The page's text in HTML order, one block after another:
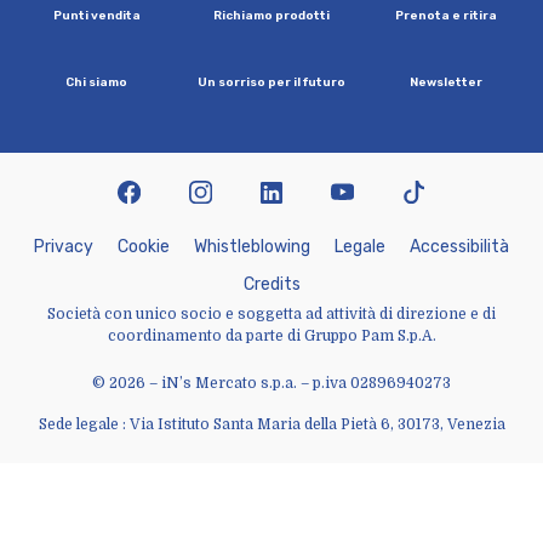
Puntivendita Richiamo prodotti Prenota e ritira
Chi siamo Un sorriso per ilfuturo Newsletter
© 2026 – iN’s Mercato s.p.a. – p.iva 02896940273
Sede legale : Via Istituto Santa Maria della Pietà 6, 30173, Venezia
Privacy Cookie Whist eb owing Lega e Accessibi ità
Credits
Società con unico socio e soggetta ad attività di direzione e di
coordinamento da parte di Gruppo Pam S.p.A.
facebookinstagramlinkedin youtubetiktok